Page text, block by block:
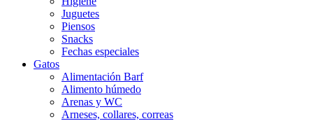
Juguetes
Piensos
Snacks
Fechas especiales
Gatos
Alimentación Barf
Alimento húmedo
Arenas y WC
Arneses, collares, correas